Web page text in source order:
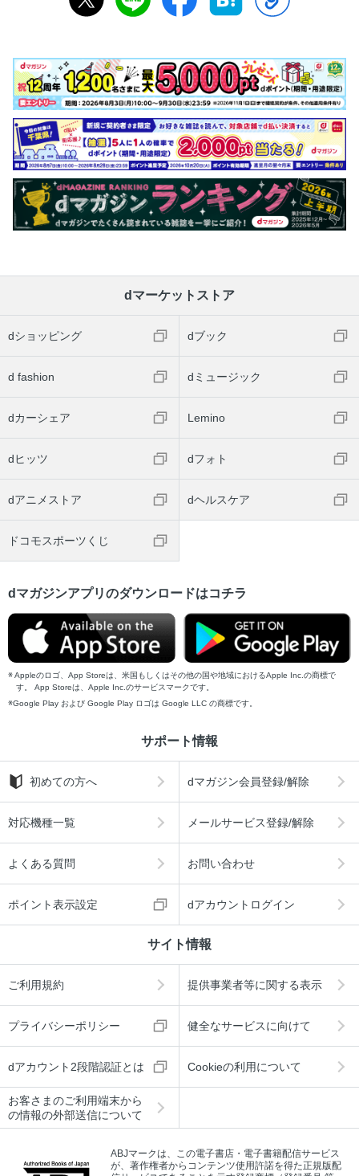
dマーケットストア
dショッピング dブック
d fashion dミュージック
dカーシェア Lemino
dヒッツ dフォト
dアニメストア dヘルスケア
ドコモスポーツくじ
dマガジンアプリのダウンロードはコチラ
Appleのロゴ、App Storeは、米国もしくはその他の国や地域におけるApple Inc.の商標で
す。 App Storeは、Apple Inc.のサービスマークです。
Google Play および Google Play ロゴは Google LLC の商標です。
サポート情報
初めての方へ dマガジン会員登録/解除
対応機種一覧 メールサービス登録/解除
よくある質問 お問い合わせ
ポイント表示設定 dアカウントログイン
サイト情報
ご利用規約 提供事業者等に関する表示
プライバシーポリシー 健全なサービスに向けて
dアカウント2段階認証とは Cookieの利用について
お客さまのご利用端末から
の情報の外部送信について
ABJマークは、この電子書店・電子書籍配信サービス
が、著作権者からコンテンツ使用許諾を得た正規版配